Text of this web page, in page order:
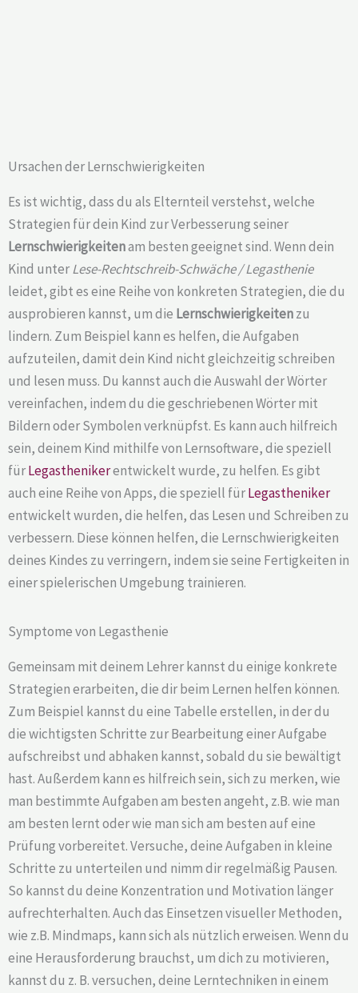
Ursachen der Lernschwierigkeiten
Es ist wichtig, dass du als Elternteil verstehst, welche
Strategien für dein Kind zur Verbesserung seiner
Lernschwierigkeitenam besten geeignet sind. Wenn dein
Kind unterLese-Rechtschreib-Schwäche / Legasthenie
leidet, gibt es eine Reihe von konkreten Strategien, die du
ausprobieren kannst, um die Lernschwierigkeitenzu
lindern. Zum Beispiel kann es helfen, die Aufgaben
aufzuteilen, damit dein Kind nicht gleichzeitig schreiben
und lesen muss. Du kannst auch die Auswahl der Wörter
vereinfachen, indem du die geschriebenen Wörter mit
Bildern oder Symbolen verknüpfst. Es kann auch hilfreich
sein, deinem Kind mithilfe von Lernsoftware, die speziell
fürLegasthenikerentwickelt wurde, zu helfen. Es gibt
auch eine Reihe von Apps, die speziell fürLegastheniker
entwickelt wurden, die helfen, das Lesen und Schreiben zu
verbessern. Diese können helfen, die Lernschwierigkeiten
deines Kindes zu verringern, indem sie seine Fertigkeiten in
einer spielerischen Umgebung trainieren.
Symptome von Legasthenie
Gemeinsam mit deinem Lehrer kannst du einige konkrete
Strategien erarbeiten, die dir beim Lernen helfen können.
Zum Beispiel kannst du eine Tabelle erstellen, in der du
die wichtigsten Schritte zur Bearbeitung einer Aufgabe
aufschreibst und abhaken kannst, sobald du sie bewältigt
hast. Außerdem kann es hilfreich sein, sich zu merken, wie
man bestimmte Aufgaben am besten angeht, z.B. wie man
am besten lernt oder wie man sich am besten auf eine
Prüfung vorbereitet. Versuche, deine Aufgaben in kleine
Schritte zu unterteilen und nimm dir regelmäßig Pausen.
So kannst du deine Konzentration und Motivation länger
aufrechterhalten. Auch das Einsetzen visueller Methoden,
wie z.B. Mindmaps, kann sich als nützlich erweisen. Wenn du
eine Herausforderung brauchst, um dich zu motivieren,
kannst du z. B. versuchen, deine Lerntechniken in einem